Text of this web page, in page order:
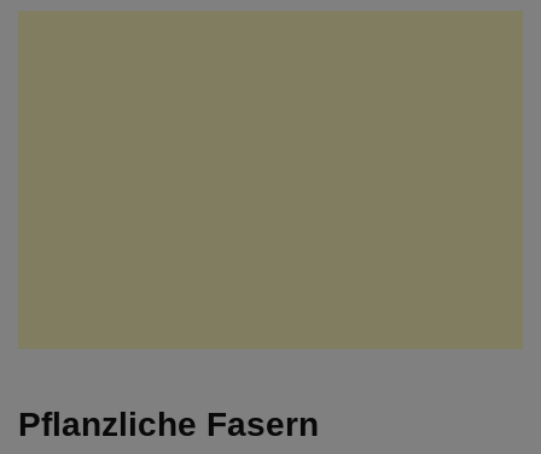
Pflanzliche Fasern